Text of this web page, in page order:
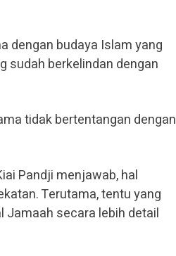
dengan budaya Islam yang
sudah berkelindan dengan
tidak bertentangan dengan
Pandji menjawab, hal
Terutama, tentu yang
Jamaah secara lebih detail